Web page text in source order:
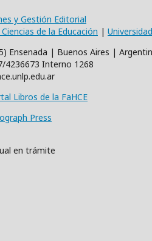
y Gestión Editorial
de la Educación |
Ensenada | Buenos Aires |
4236673 Interno 1268
Libros de la FaHCE
Press
en trámite